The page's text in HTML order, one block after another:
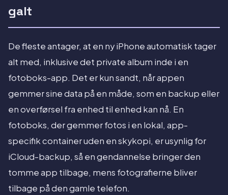
galt
De fleste antager, at en ny iPhone automatisk tager
alt med, inklusive det private album inde i en
fotoboks-app. Det er kun sandt, når appen
gemmer sine data på en måde, som en backup eller
en overførsel fra enhed til enhed kan nå. En
fotoboks, der gemmer fotos i en lokal, app-
specifik container uden en skykopi, er usynlig for
iCloud-backup, så en gendannelse bringer den
tomme app tilbage, mens fotografierne bliver
tilbage på den gamle telefon.